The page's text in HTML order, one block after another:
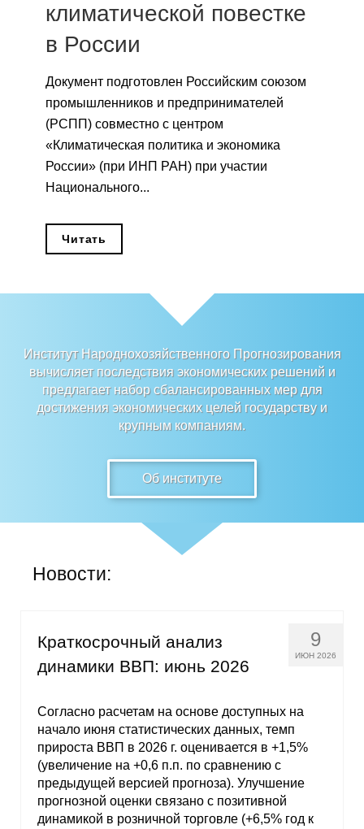
Публикации
Научная жизнь
Издания
Проблемы прогнозирования
О журнале
Номера журналов
Общие требования
Стандарты оформления
Научные труды
О журнале
Выпуски
Редакционная этика
Информация для авторов
Общие требования
Российско-французский семинар
ЦДУ
Отрасли и регионы
климатической повестке
в России
Документ подготовлен Российским союзом
промышленников и предпринимателей
(РСПП) совместно с центром
«Климатическая политика и экономика
России» (при ИНП РАН) при участии
Национального...
Читать
Институт Народнохозяйственного Прогнозирования
вычисляет последствия экономических решений и
предлагает набор сбалансированных мер для
достижения экономических целей государству и
крупным компаниям.
Об институте
Новости:
9
ИЮН 2026
Краткосрочный анализ
динамики ВВП: июнь 2026
Согласно расчетам на основе доступных на
начало июня статистических данных, темп
прироста ВВП в 2026 г. оценивается в +1,5%
(увеличение на +0,6 п.п. по сравнению с
предыдущей версией прогноза). Улучшение
прогнозной оценки связано с позитивной
динамикой в розничной торговле (+6,5% год к